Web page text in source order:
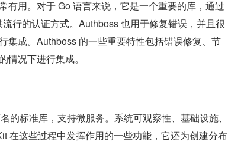
有用。对于 Go 语言来说，它是一个重要的库，通过
行的认证方式。Authboss 也用于修复错误，并且很
集成。Authboss 的一些重要特性包括错误修复、节
况下进行集成。
的标准库，支持微服务。系统可观察性、基础设施、
在这些过程中发挥作用的一些功能，它还为创建分布